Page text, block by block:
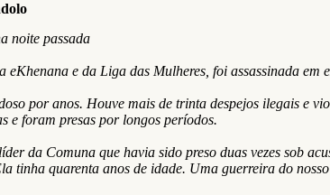
noite passada
e da Liga das Mulheres, foi assassinada em
por anos. Houve mais de trinta despejos ilegais e
e foram presas por longos períodos.
da Comuna que havia sido preso duas vezes sob
tinha quarenta anos de idade. Uma guerreira do